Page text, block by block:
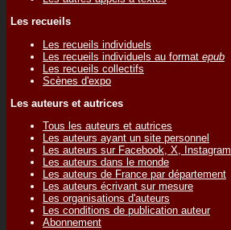
Les recueils
Les recueils individuels
Les recueils individuels au format epub
Les recueils collectifs
Scènes d'expo
Les auteurs et autrices
Tous les auteurs et autrices
Les auteurs ayant un site personnel
Les auteurs sur Facebook, X, Instagram
Les auteurs dans le monde
Les auteurs de France par département
Les auteurs écrivant sur mesure
Les organisations d'auteurs
Les conditions de publication auteur
Abonnement